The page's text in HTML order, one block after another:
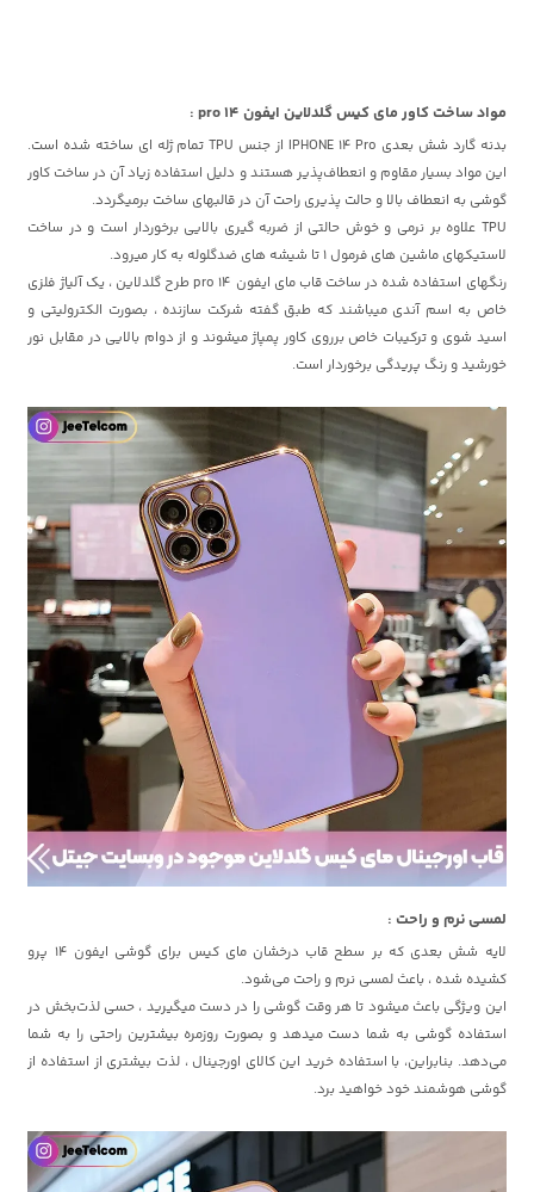
مواد ساخت کاور مای کیس گلدلاین ایفون 14 pro :
بدنه گارد شش بعدی IPHONE 14 Pro از جنس TPU تمام ژله ای ساخته شده است.
این مواد بسیار مقاوم و انعطاف‌پذیر هستند و دلیل استفاده زیاد آن در ساخت کاور
گوشی به انعطاف بالا و حالت پذیری راحت آن در قالبهای ساخت برمیگردد.
TPU علاوه بر نرمی و خوش حالتی از ضربه گیری بالایی برخوردار است و در ساخت
لاستیکهای ماشین های فرمول 1 تا شیشه های ضدگلوله به کار میرود.
رنگهای استفاده شده در ساخت قاب مای ایفون 14 pro طرح گلدلاین ، یک آلیاژ فلزی
خاص به اسم آندی میباشند که طبق گفته شرکت سازنده ، بصورت الکترولیتی و
اسید شوی و ترکیبات خاص برروی کاور پمپاژ میشوند و از دوام بالایی در مقابل نور
خورشید و رنگ پریدگی برخوردار است.
لمسی نرم و راحت :
لایه شش بعدی که بر سطح قاب درخشان مای کیس برای گوشی ایفون 14 پرو
کشیده شده ، باعث لمسی نرم و راحت می‌شود.
این ویژگی باعث میشود تا هر وقت گوشی را در دست میگیرید ، حسی لذت‌بخش در
استفاده گوشی به شما دست میدهد و بصورت روزمره بیشترین راحتی را به شما
می‌دهد. بنابراین، با استفاده خرید این کالای اورجینال ، لذت بیشتری از استفاده از
گوشی هوشمند خود خواهید برد.